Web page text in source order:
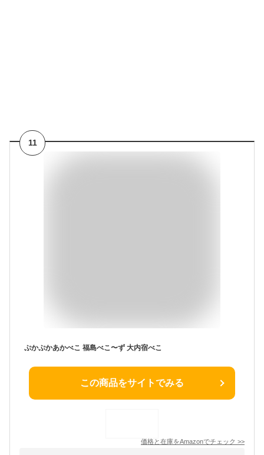
11
ぷかぷかあかべこ 福島べこ〜ず 大内宿べこ
この商品をサイトでみる
価格と在庫をAmazonでチェック >>